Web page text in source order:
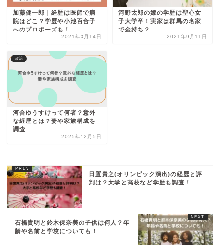
加藤健一郎｜経歴は医師で病
院はどこ？学歴や小池百合子
へのプロポーズも！
2021年3月14日
河野太郎の嫁の学歴は聖心女
子大学卒！実家は群馬の名家
で金持ち？
2021年9月11日
政治
河合ゆうすけって何者？意外
な経歴とは？妻や家族構成を
調査
2025年12月5日
日置貴之(オリンピック演出)の経歴と評
判は？大学と高校など学歴も調査！
石橋貴明と鈴木保奈美の子供は何人？年
齢や名前と学校についても！